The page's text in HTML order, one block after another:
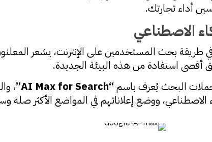
أداء تجارتك.
الاصطناعي
طريقة بحث المستخدمين على الإنترنت، يشعر
أقصى استفادة من هذه البيئة الجديدة.
“AI Max for Search”
،
ووضع إعلاناتهم في المواضع الأكثر صلة